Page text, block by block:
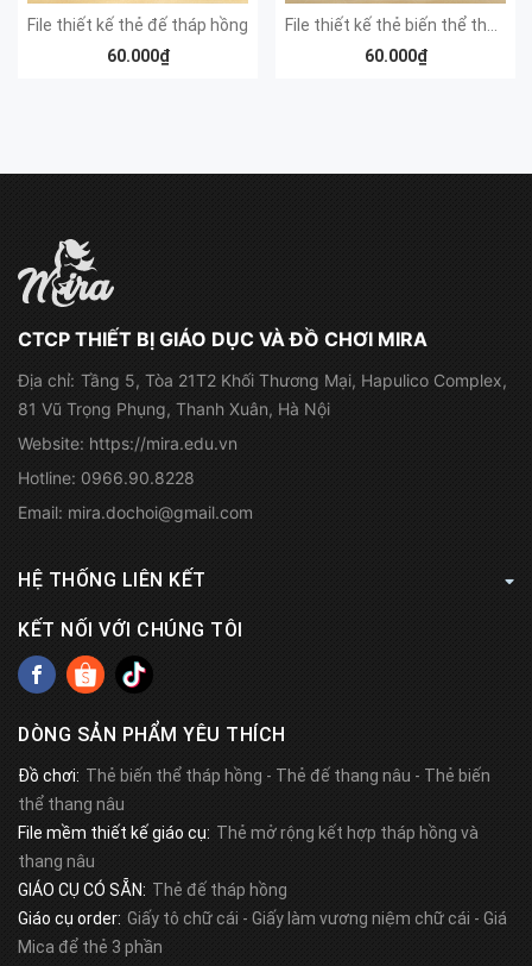
File thiết kế thẻ đế tháp hồng
60.000₫
60.000₫
CTCP THIẾT BỊ GIÁO DỤC VÀ ĐỒ CHƠI MIRA
Địa chỉ: Tầng 5, Tòa 21T2 Khối Thương Mại, Hapulico Complex,
81 Vũ Trọng Phụng, Thanh Xuân, Hà Nội
Website: https://mira.edu.vn
Hotline: 0966.90.8228
Email: mira.dochoi@gmail.com
HỆ THỐNG LIÊN KẾT
KẾT NỐI VỚI CHÚNG TÔI
DÒNG SẢN PHẨM YÊU THÍCH
Đồ chơi: Thẻ biến thể tháp hồng - Thẻ đế thang nâu - Thẻ biến
thể thang nâu
File mềm thiết kế giáo cụ: Thẻ mở rộng kết hợp tháp hồng và
thang nâu
GIÁO CỤ CÓ SẴN: Thẻ đế tháp hồng
Giáo cụ order: Giấy tô chữ cái - Giấy làm vương niệm chữ cái - Giá
Mica để thẻ 3 phần